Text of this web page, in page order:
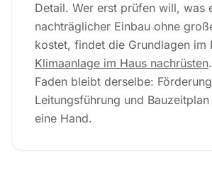
Detail. Wer erst prüfen will, was
nachträglicher Einbau ohne
kostet, findet die Grundlagen im
Klimaanlage im Haus nachrüsten
Faden bleibt derselbe:
Leitungsführung und
eine Hand.